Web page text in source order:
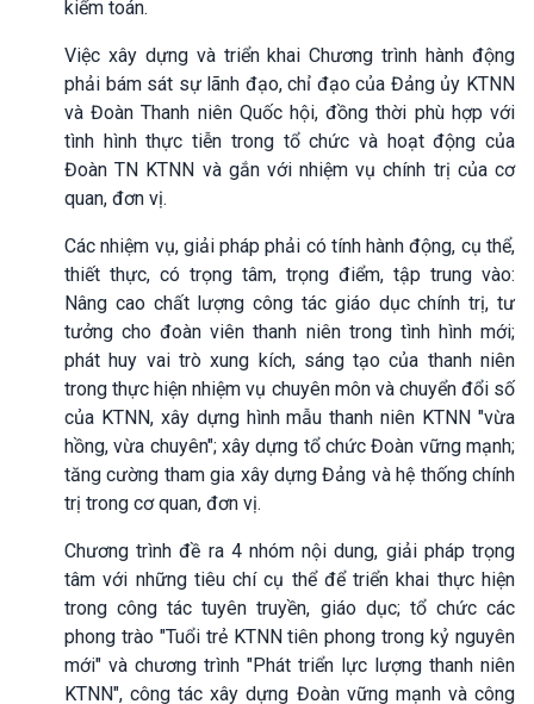
kiểm toán.
Việc xây dựng và triển khai Chương trình hành động
phải bám sát sự lãnh đạo, chỉ đạo của Đảng ủy KTNN
và Đoàn Thanh niên Quốc hội, đồng thời phù hợp với
tình hình thực tiễn trong tổ chức và hoạt động của
Đoàn TN KTNN và gắn với nhiệm vụ chính trị của cơ
quan, đơn vị.
Các nhiệm vụ, giải pháp phải có tính hành động, cụ thể,
thiết thực, có trọng tâm, trọng điểm, tập trung vào:
Nâng cao chất lượng công tác giáo dục chính trị, tư
tưởng cho đoàn viên thanh niên trong tình hình mới;
phát huy vai trò xung kích, sáng tạo của thanh niên
trong thực hiện nhiệm vụ chuyên môn và chuyển đổi số
của KTNN, xây dựng hình mẫu thanh niên KTNN "vừa
hồng, vừa chuyên"; xây dựng tổ chức Đoàn vững mạnh;
tăng cường tham gia xây dựng Đảng và hệ thống chính
trị trong cơ quan, đơn vị.
Chương trình đề ra 4 nhóm nội dung, giải pháp trọng
tâm với những tiêu chí cụ thể để triển khai thực hiện
trong công tác tuyên truyền, giáo dục; tổ chức các
phong trào "Tuổi trẻ KTNN tiên phong trong kỷ nguyên
mới" và chương trình "Phát triển lực lượng thanh niên
KTNN", công tác xây dựng Đoàn vững mạnh và công